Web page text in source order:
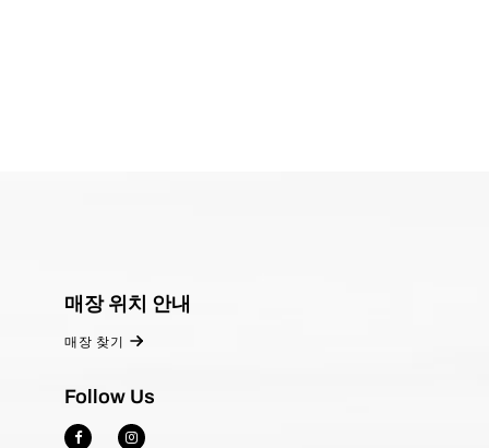
매장 위치 안내
매장 찾기
Follow Us